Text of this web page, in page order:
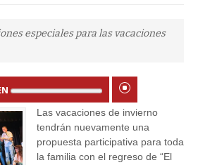
especiales para las vacaciones
Las vacaciones de invierno
tendrán nuevamente una
propuesta participativa para toda
la familia con el regreso de “El